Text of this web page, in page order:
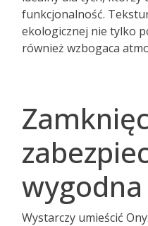
funkcjonalność.
ekologicznej nie tylko
również wzbogaca
wygodna
Wystarczy umieścić